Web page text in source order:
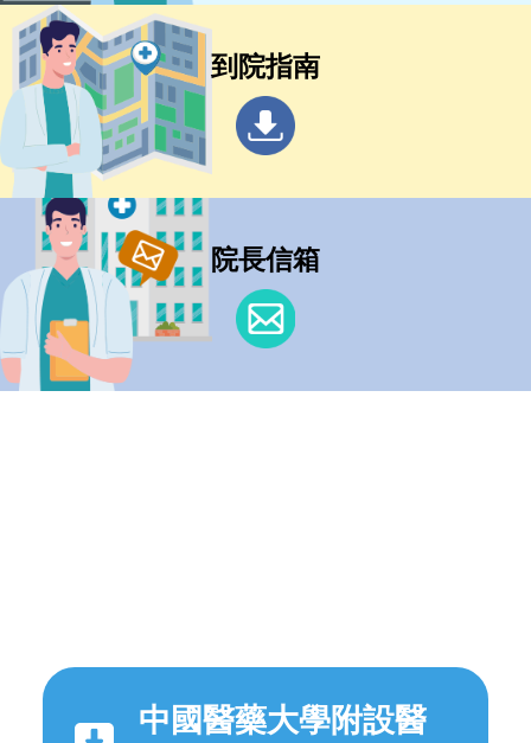
到院指南
院長信箱
中國醫藥大學附設醫